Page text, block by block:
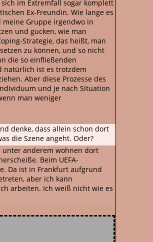
im Extremfall sogar komplett
Ex-Freundin. Wie lange es
meine Gruppe irgendwo in
und gucken, wie man
Strategie, das heißt, man
zu können, und so nicht
die so einfließenden
natürlich ist es trotzdem
Aber diese Prozesse des
und je nach Situation
man weniger
denke, dass allein schon dort
die Szene angeht. Oder?
unter anderem wohnen dort
Beim UEFA-
Da ist in Frankfurt aufgrund
aber ich kann
arbeiten. Ich weiß nicht wie es